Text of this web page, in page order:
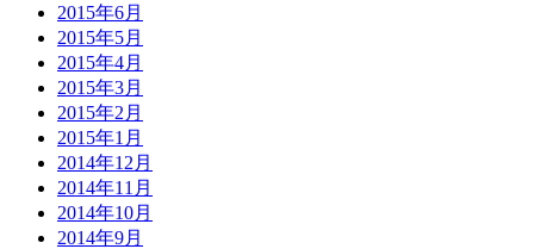
2015年6月
2015年5月
2015年4月
2015年3月
2015年2月
2015年1月
2014年12月
2014年11月
2014年10月
2014年9月